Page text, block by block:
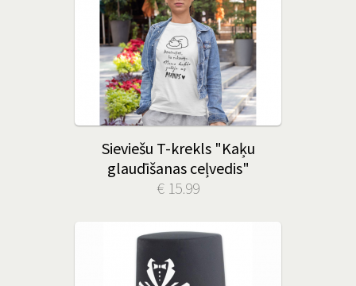
Sieviešu T-krekls "Kaķu
glaudīšanas ceļvedis"
€ 15.99